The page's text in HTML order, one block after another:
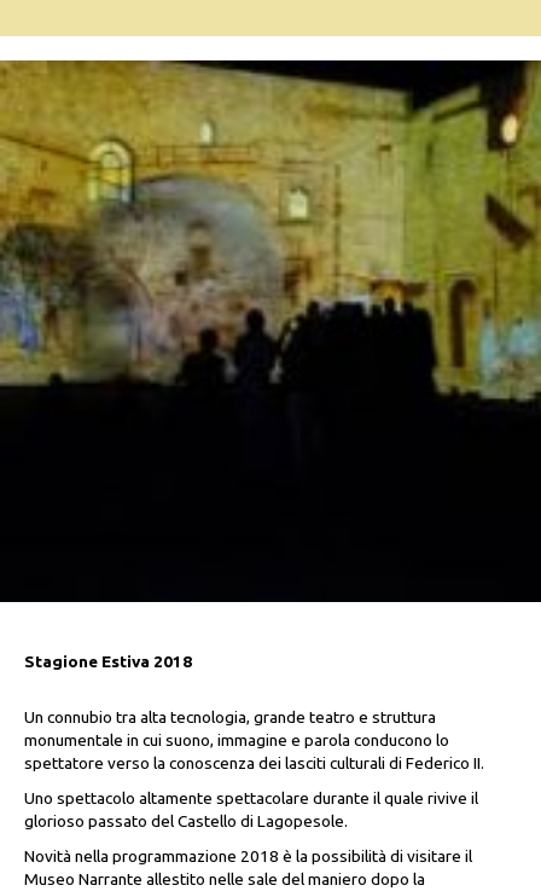
Stagione Estiva 2018
Un connubio tra alta tecnologia, grande teatro e struttura
monumentale in cui suono, immagine e parola conducono lo
spettatore verso la conoscenza dei lasciti culturali di Federico II.
Uno spettacolo altamente spettacolare durante il quale rivive il
glorioso passato del Castello di Lagopesole.
Novità nella programmazione 2018 è la possibilità di visitare il
Museo Narrante allestito nelle sale del maniero dopo la